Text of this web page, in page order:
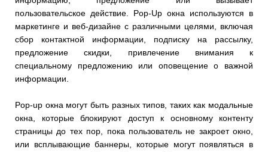
пользовательское действие. Pop-Up окна используются в
маркетинге и веб-дизайне с различными целями, включая
сбор контактной информации, подписку на рассылку,
предложение скидки, привлечение внимания к
специальному предложению или оповещение о важной
информации.
Pop-up окна могут быть разных типов, таких как модальные
окна, которые блокируют доступ к основному контенту
страницы до тех пор, пока пользователь не закроет окно,
или всплывающие баннеры, которые могут появляться в